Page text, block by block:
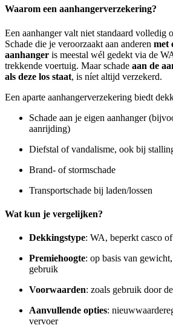
Waarom een aanhangerverzekering?
Een aanhanger valt niet standaard volledig
Schade die je veroorzaakt aan anderen met
aanhanger is meestal wél gedekt via de
trekkende voertuig. Maar schade aan de
als deze los staat, is níet altijd verzekerd.
Een aparte aanhangerverzekering biedt
Schade aan je eigen aanhanger
aanrijding)
Diefstal of vandalisme, ook bij
Brand- of stormschade
Transportschade bij laden/lossen
Wat kun je vergelijken?
Dekkingstype: WA, beperkt casco
Premiehoogte: op basis van
gebruik
Voorwaarden: zoals gebruik door
Aanvullende opties:
vervoer